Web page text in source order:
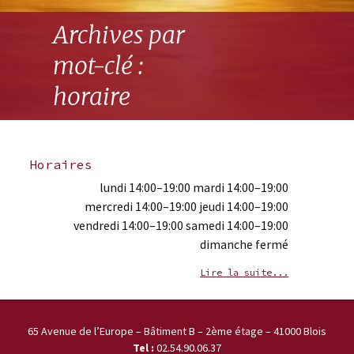
Archives par
mot-clé :
horaire
Horaires
lundi 14:00–19:00 mardi 14:00–19:00
mercredi 14:00–19:00 jeudi 14:00–19:00
vendredi 14:00–19:00 samedi 14:00–19:00
dimanche fermé
Lire la suite...
65 Avenue de l’Europe – Bâtiment B – 2ème étage – 41000 Blois
Tel : 02.54.90.06.37